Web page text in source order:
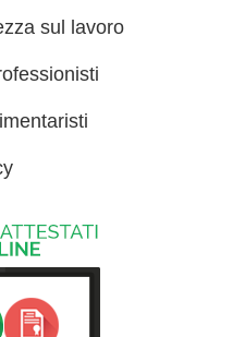
sul lavoro